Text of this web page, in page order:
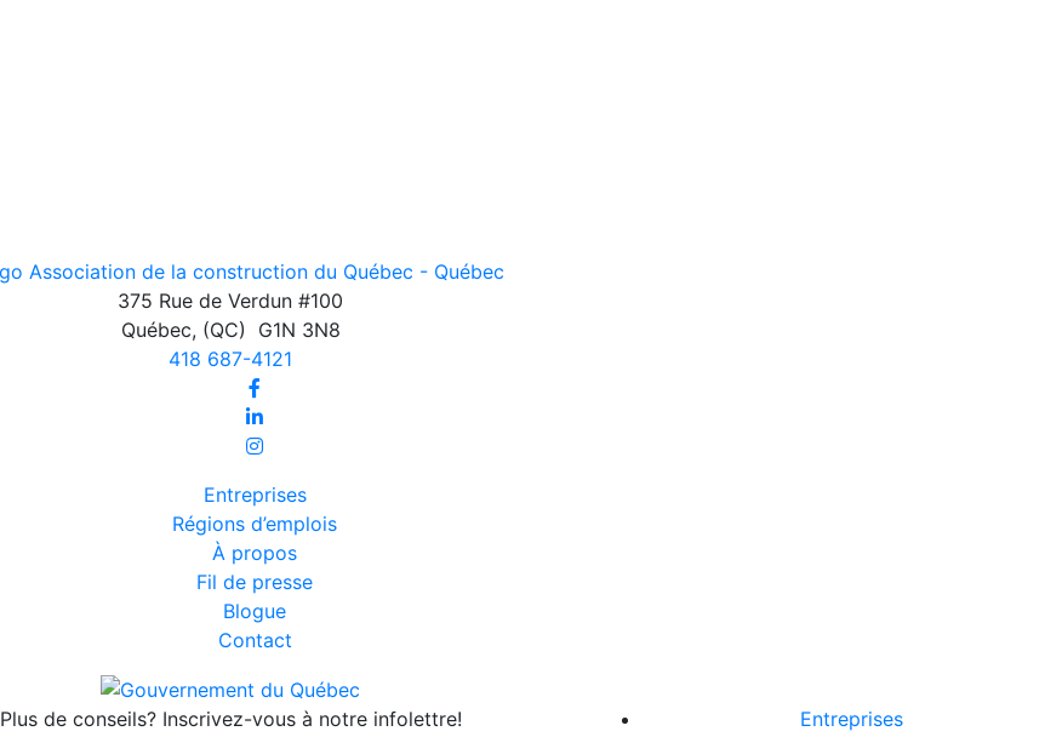
375 Rue de Verdun #100
Québec, (QC)
G1N 3N8
418 687-4121
Entreprises
Régions d’emplois
À propos
Fil de presse
Blogue
Contact
Plus de conseils? Inscrivez-vous à notre infolettre!
Entreprises